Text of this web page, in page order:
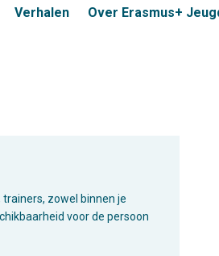
Verhalen Over Erasmus+
zowel binnen je
voor de persoon